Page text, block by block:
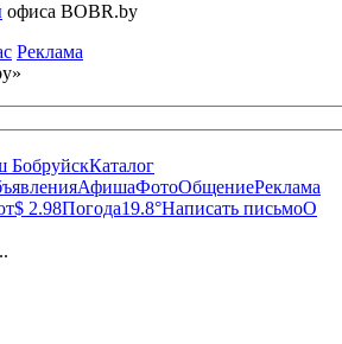
офиса BOBR.by
Реклама
БобруйскКаталог
АфишаФотоОбщениеРеклама
$ 2.98Погода19.8°Написать письмоО